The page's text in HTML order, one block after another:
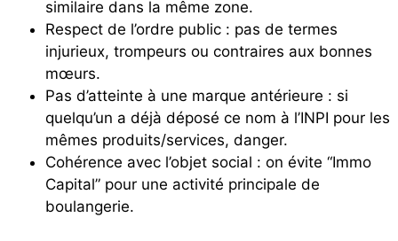
similaire dans la même zone.
Respect de l’ordre public : pas de termes
injurieux, trompeurs ou contraires aux bonnes
mœurs.
Pas d’atteinte à une marque antérieure : si
quelqu’un a déjà déposé ce nom à l’INPI pour les
mêmes produits/services, danger.
Cohérence avec l’objet social : on évite “Immo
Capital” pour une activité principale de
boulangerie.